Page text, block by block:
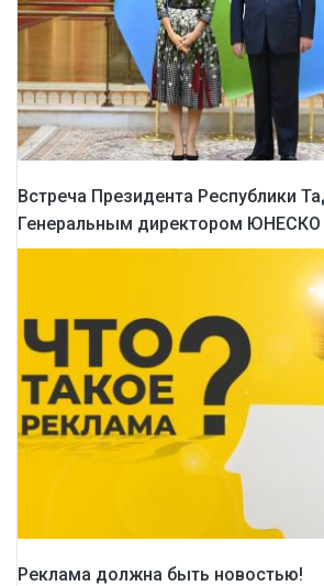
Встреча Президента Республики
Генеральным директором ЮНЕСКО
Реклама должна быть новостью!